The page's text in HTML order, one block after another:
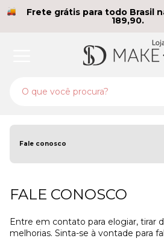
Frete grátis para todo Brasil
189,90.
Fale conosco
FALE CONOSCO
Entre em contato para elogiar, tirar
melhorias. Sinta-se à vontade para